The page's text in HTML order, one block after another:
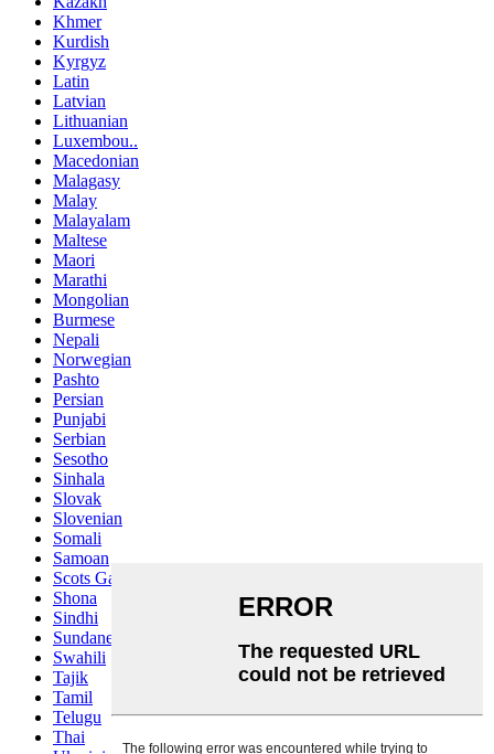
Khmer
Kurdish
Kyrgyz
Latin
Latvian
Lithuanian
Luxembou..
Macedonian
Malagasy
Malay
Malayalam
Maltese
Maori
Marathi
Mongolian
Burmese
Nepali
Norwegian
Pashto
Persian
Punjabi
Serbian
Sesotho
Sinhala
Slovak
Slovenian
Somali
Samoan
Scots Gaelic
Shona
Sindhi
Sundanese
Swahili
Tajik
Tamil
Telugu
Thai